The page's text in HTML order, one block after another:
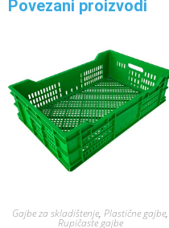
Povezani proizvodi
Gajbe za skladištenje, Plastične gajbe,
Rupičaste gajbe